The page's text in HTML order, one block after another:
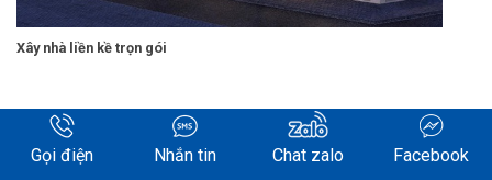
Xây nhà liền kề trọn gói
Gọi điện Nhắn tin Chat zalo Facebook